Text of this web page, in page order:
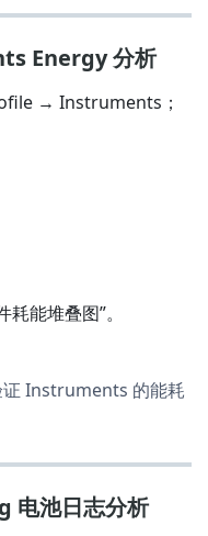
Energy 分析
→ Instruments；
能堆叠图”。
Instruments 的能耗
电池日志分析